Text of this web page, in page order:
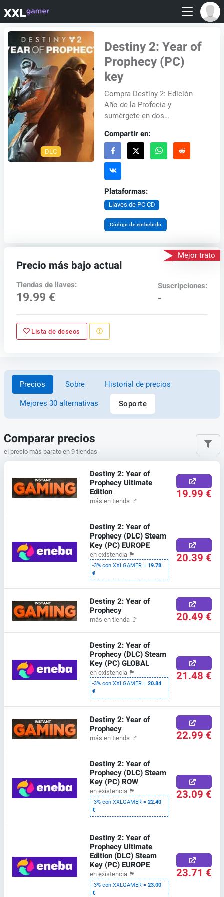
DLC
Destiny 2: Year of
Prophecy (PC)
key
Compra Destiny 2: Edición
Año de la Profecía y
sumérgete en dos
nuevas, nuevas ubicaciones,
equipo y mucho más. Al
precomprarla...
Compartir en:
Plataformas:
Llaves de PC CD
Código de embebido
Mejor trato
Precio más bajo actual
Tiendas de llaves:
19.99 €
Suscripciones:
-
Lista de deseos
Precios Sobre Historial de precios
Mejores 30 alternativas Soporte
Comparar precios
el precio más barato en 9 tiendas
Destiny 2: Year of
Prophecy Ultimate
Edition
más en tienda 🚩 19.99 €
Destiny 2: Year of
Prophecy (DLC) Steam
Key (PC) EUROPE
en existencia 🏴
-3% con XXLGAMER =19.78
€
20.39 €
Destiny 2: Year of
Prophecy
más en tienda 🚩 20.49 €
Destiny 2: Year of
Prophecy (DLC) Steam
Key (PC) GLOBAL
en existencia 🏴
-3% con XXLGAMER =20.84
€
21.48 €
Destiny 2: Year of
Prophecy
más en tienda 🚩 22.99 €
Destiny 2: Year of
Prophecy (DLC) Steam
Key (PC) ROW
en existencia 🏴
-3% con XXLGAMER =22.40
€
23.09 €
Destiny 2: Year of
Prophecy Ultimate
Edition (DLC) Steam
Key (PC) EUROPE
en existencia 🏴
-3% con XXLGAMER =23.00
€
23.71 €